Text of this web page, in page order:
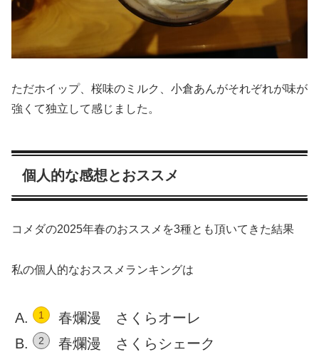
ただホイップ、桜味のミルク、小倉あんがそれぞれが味が
強くて独立して感じました。
個人的な感想とおススメ
コメダの2025年春のおススメを3種とも頂いてきた結果
私の個人的なおススメランキングは
春爛漫 さくらオーレ
春爛漫 さくらシェーク